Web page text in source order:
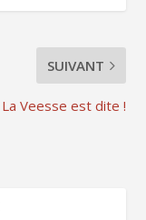
SUIVANT
La Veesse est dite !